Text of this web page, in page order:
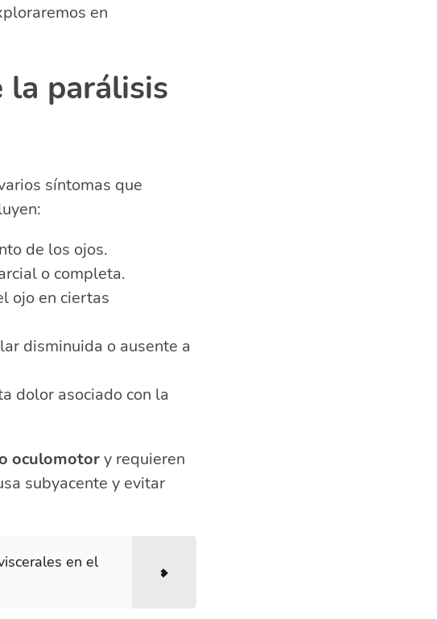
en
la parálisis
síntomas que
de los ojos.
o completa.
ojo en ciertas
disminuida o ausente a
dolor asociado con la
oculomotory requieren
subyacente y evitar
en el